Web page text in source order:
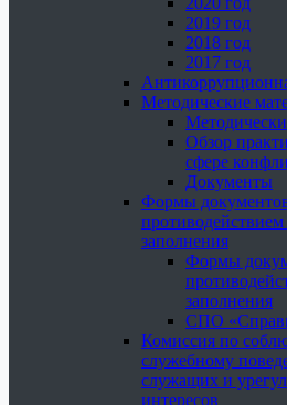
2019 год
2018 год
2017 год
Методические
Обзор
сфере
Документы
Формы
заполнения
Формы
заполнения
СПО
Комиссия по
служебному
служащих и
интересов